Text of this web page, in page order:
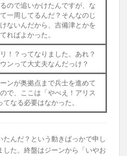
ので追いかけたんですが、な
一周してるんだ？そんなのじ
ないんだから、吉備津とかを
ればよかった。
！？ってなりました。あれ？
ンって大丈夫なんだっけ？
ンが奥拠点まで兵士を進めて
で、ここは「やべえ！アリス
なる必要はなかった。
たんだ？という動きばっかで申し
た。終盤はジーンから「いやお